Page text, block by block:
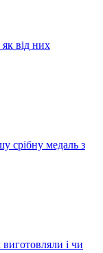
як від них
срібну медаль з
виготовляли і чи